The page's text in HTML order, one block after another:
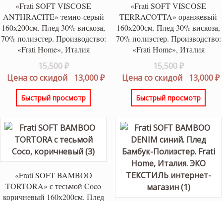
«Frati SOFT VISCOSE
ANTHRACITE» темно-серый
160х200см. Плед 30% вискоза,
70% полиэстер. Производство:
«Frati Home», Италия
15,500₽Первоначальная
цена
составляла
15,500 ₽.
Цена со скидой 13,000₽Текущая
13,000 ₽.
Быстрый просмотр
«Frati SOFT VISCOSE
TERRACOTTA» оранжевый
160х200см. Плед 30% вискоза,
70% полиэстер. Производство:
«Frati Home», Италия
15,500₽
цена
15,500 ₽.
Цена со скидой 13,000₽
Быстрый просмотр
«Frati SOFT BAMBOO
TORTORA» с тесьмой Coco
коричневый 160х200см. Плед